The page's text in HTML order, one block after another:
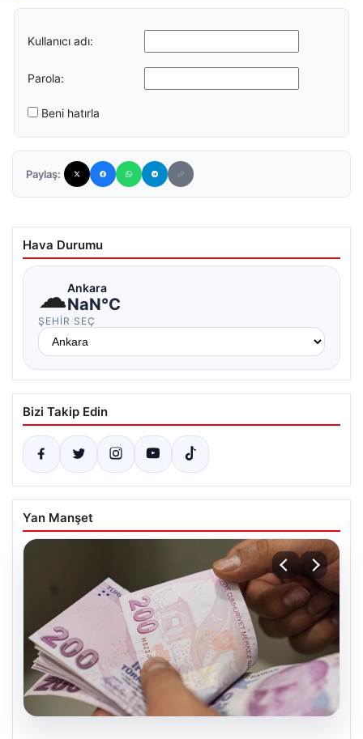
Kullanıcı adı:
Parola:
Beni hatırla
Paylaş:
Hava Durumu
☁Ankara
NaN°C
ŞEHIR SEÇ
Bizi Takip Edin
Yan Manşet